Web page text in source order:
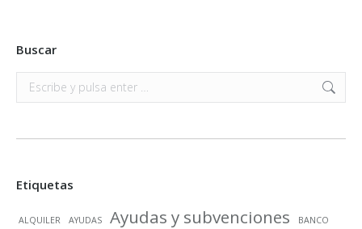
Buscar
Buscar:
Etiquetas
ALQUILER AYUDAS Ayudas y subvenciones BANCO